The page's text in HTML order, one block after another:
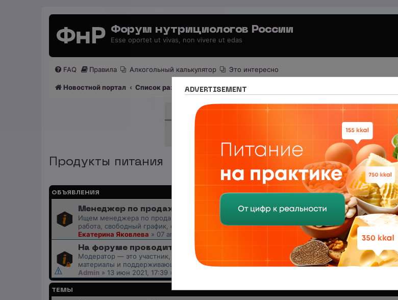
Форум нутрициологов России
Esse oportet ut vivas, non vivere ut edas
FAQ Правила Алкогольный калькулятор Это интересно
Новостной портал Список разделов Раздел для потребителей
Продукты питания
ОБЪЯВЛЕНИЯ
Менеджер по продажам (B2B/B2C) в НЦПС — Удаленно, от 110 000 ₽
Ищем менеджера по продажам в лицензированный учебный центр нутрициологии. Удаленная
работа, свободный график, оплата 20%
Екатерина Яковлева » 07 апр 2026, 15:27
На форуме проводится набор модераторов и ведущих разделов
Модератор — это участник, следящий за соблюдением правил, удаляющий нежелательные
материалы и поддерживающий порядок
Admin » 13 июн 2021, 17:39 » в форуме
ТЕМЫ
ADVERTISEMENT